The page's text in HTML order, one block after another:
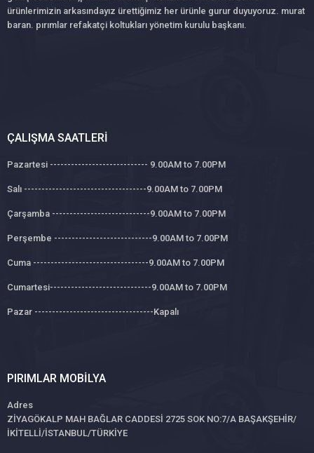
ürünlerimizin arkasındayız ürettiğimiz her ürünle gurur duyuyoruz. murat
baran. pırımlar refakatçi koltukları yönetim kurulu başkanı.
ÇALIŞMA SAATLERI
Pazartesi ---------------------------- 9.00AM to 7.00PM
Salı -----------------------------------9.00AM to 7.00PM
Çarşamba ----------------------------9.00AM to 7.00PM
Perşembe ----------------------------9.00AM to 7.00PM
Cuma ---------------------------------9.00AM to 7.00PM
Cumartesi-----------------------------9.00AM to 7.00PM
Pazar ----------------------------------Kapalı
PIRIMLAR MOBILYA
Adres
ZİYAGÖKALP MAH BAĞLAR CADDESİ 2725 SOK NO:7/A BAŞAKŞEHİR/
İKİTELLİ/İSTANBUL/TÜRKİYE